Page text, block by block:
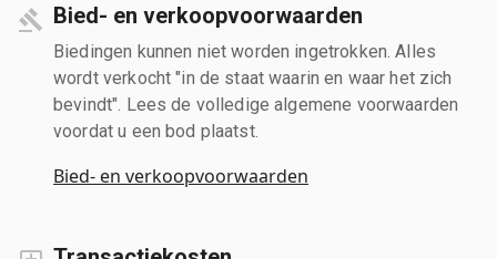
Bied- en verkoopvoorwaarden
Biedingen kunnen niet worden ingetrokken. Alles
wordt verkocht "in de staat waarin en waar het zich
bevindt". Lees de volledige algemene voorwaarden
voordat u een bod plaatst.
Bied- en verkoopvoorwaarden